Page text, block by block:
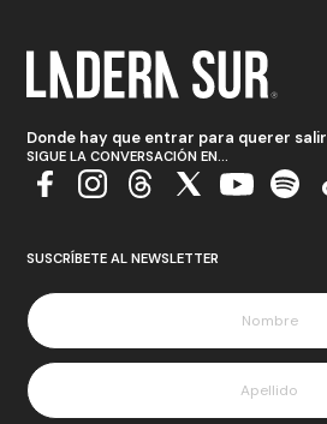
Donde hay que entrar para querer salir
SIGUE LA CONVERSACIÓN EN...
SUSCRÍBETE AL NEWSLETTER